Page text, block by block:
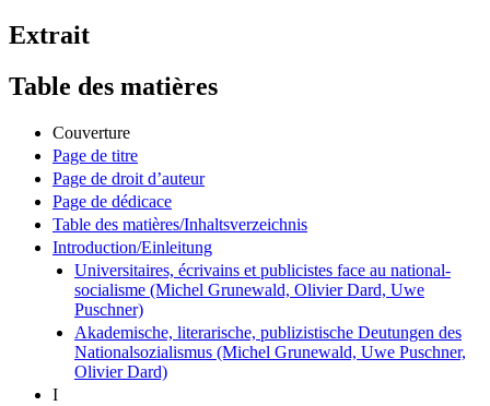
Extrait
Table des matières
Couverture
Page de titre
Page de droit d’auteur
Page de dédicace
Table des matières/Inhaltsverzeichnis
Introduction/Einleitung
Universitaires, écrivains et publicistes face au national-
socialisme (Michel Grunewald, Olivier Dard, Uwe
Puschner)
Akademische, literarische, publizistische Deutungen des
Nationalsozialismus (Michel Grunewald, Uwe Puschner,
Olivier Dard)
I